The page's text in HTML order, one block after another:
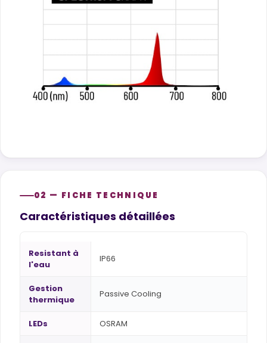
02 — FICHE TECHNIQUE
Caractéristiques détaillées
Resistant à
l'eau
IP66
Gestion
thermique
Passive Cooling
LEDs OSRAM